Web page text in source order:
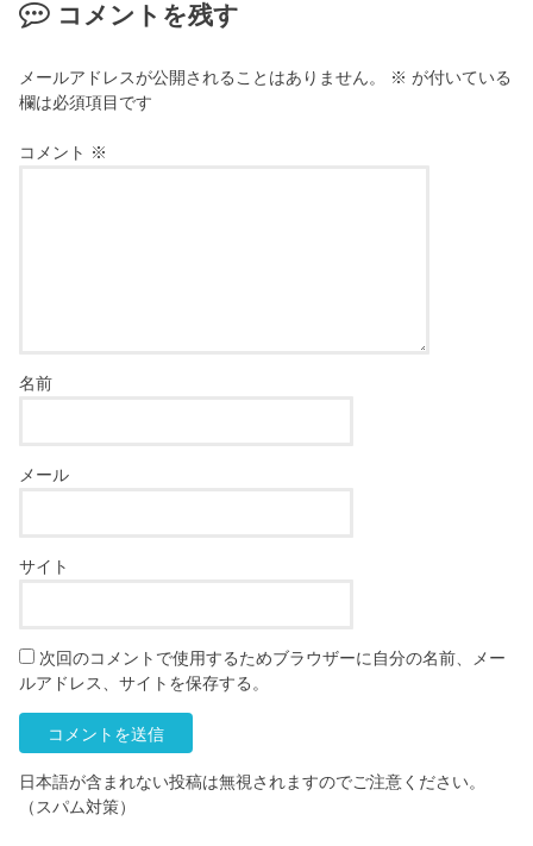
コメントを残す
メールアドレスが公開されることはありません。 ※ が付いている
欄は必須項目です
コメント ※
名前
メール
サイト
次回のコメントで使用するためブラウザーに自分の名前、メー
ルアドレス、サイトを保存する。
日本語が含まれない投稿は無視されますのでご注意ください。
（スパム対策）